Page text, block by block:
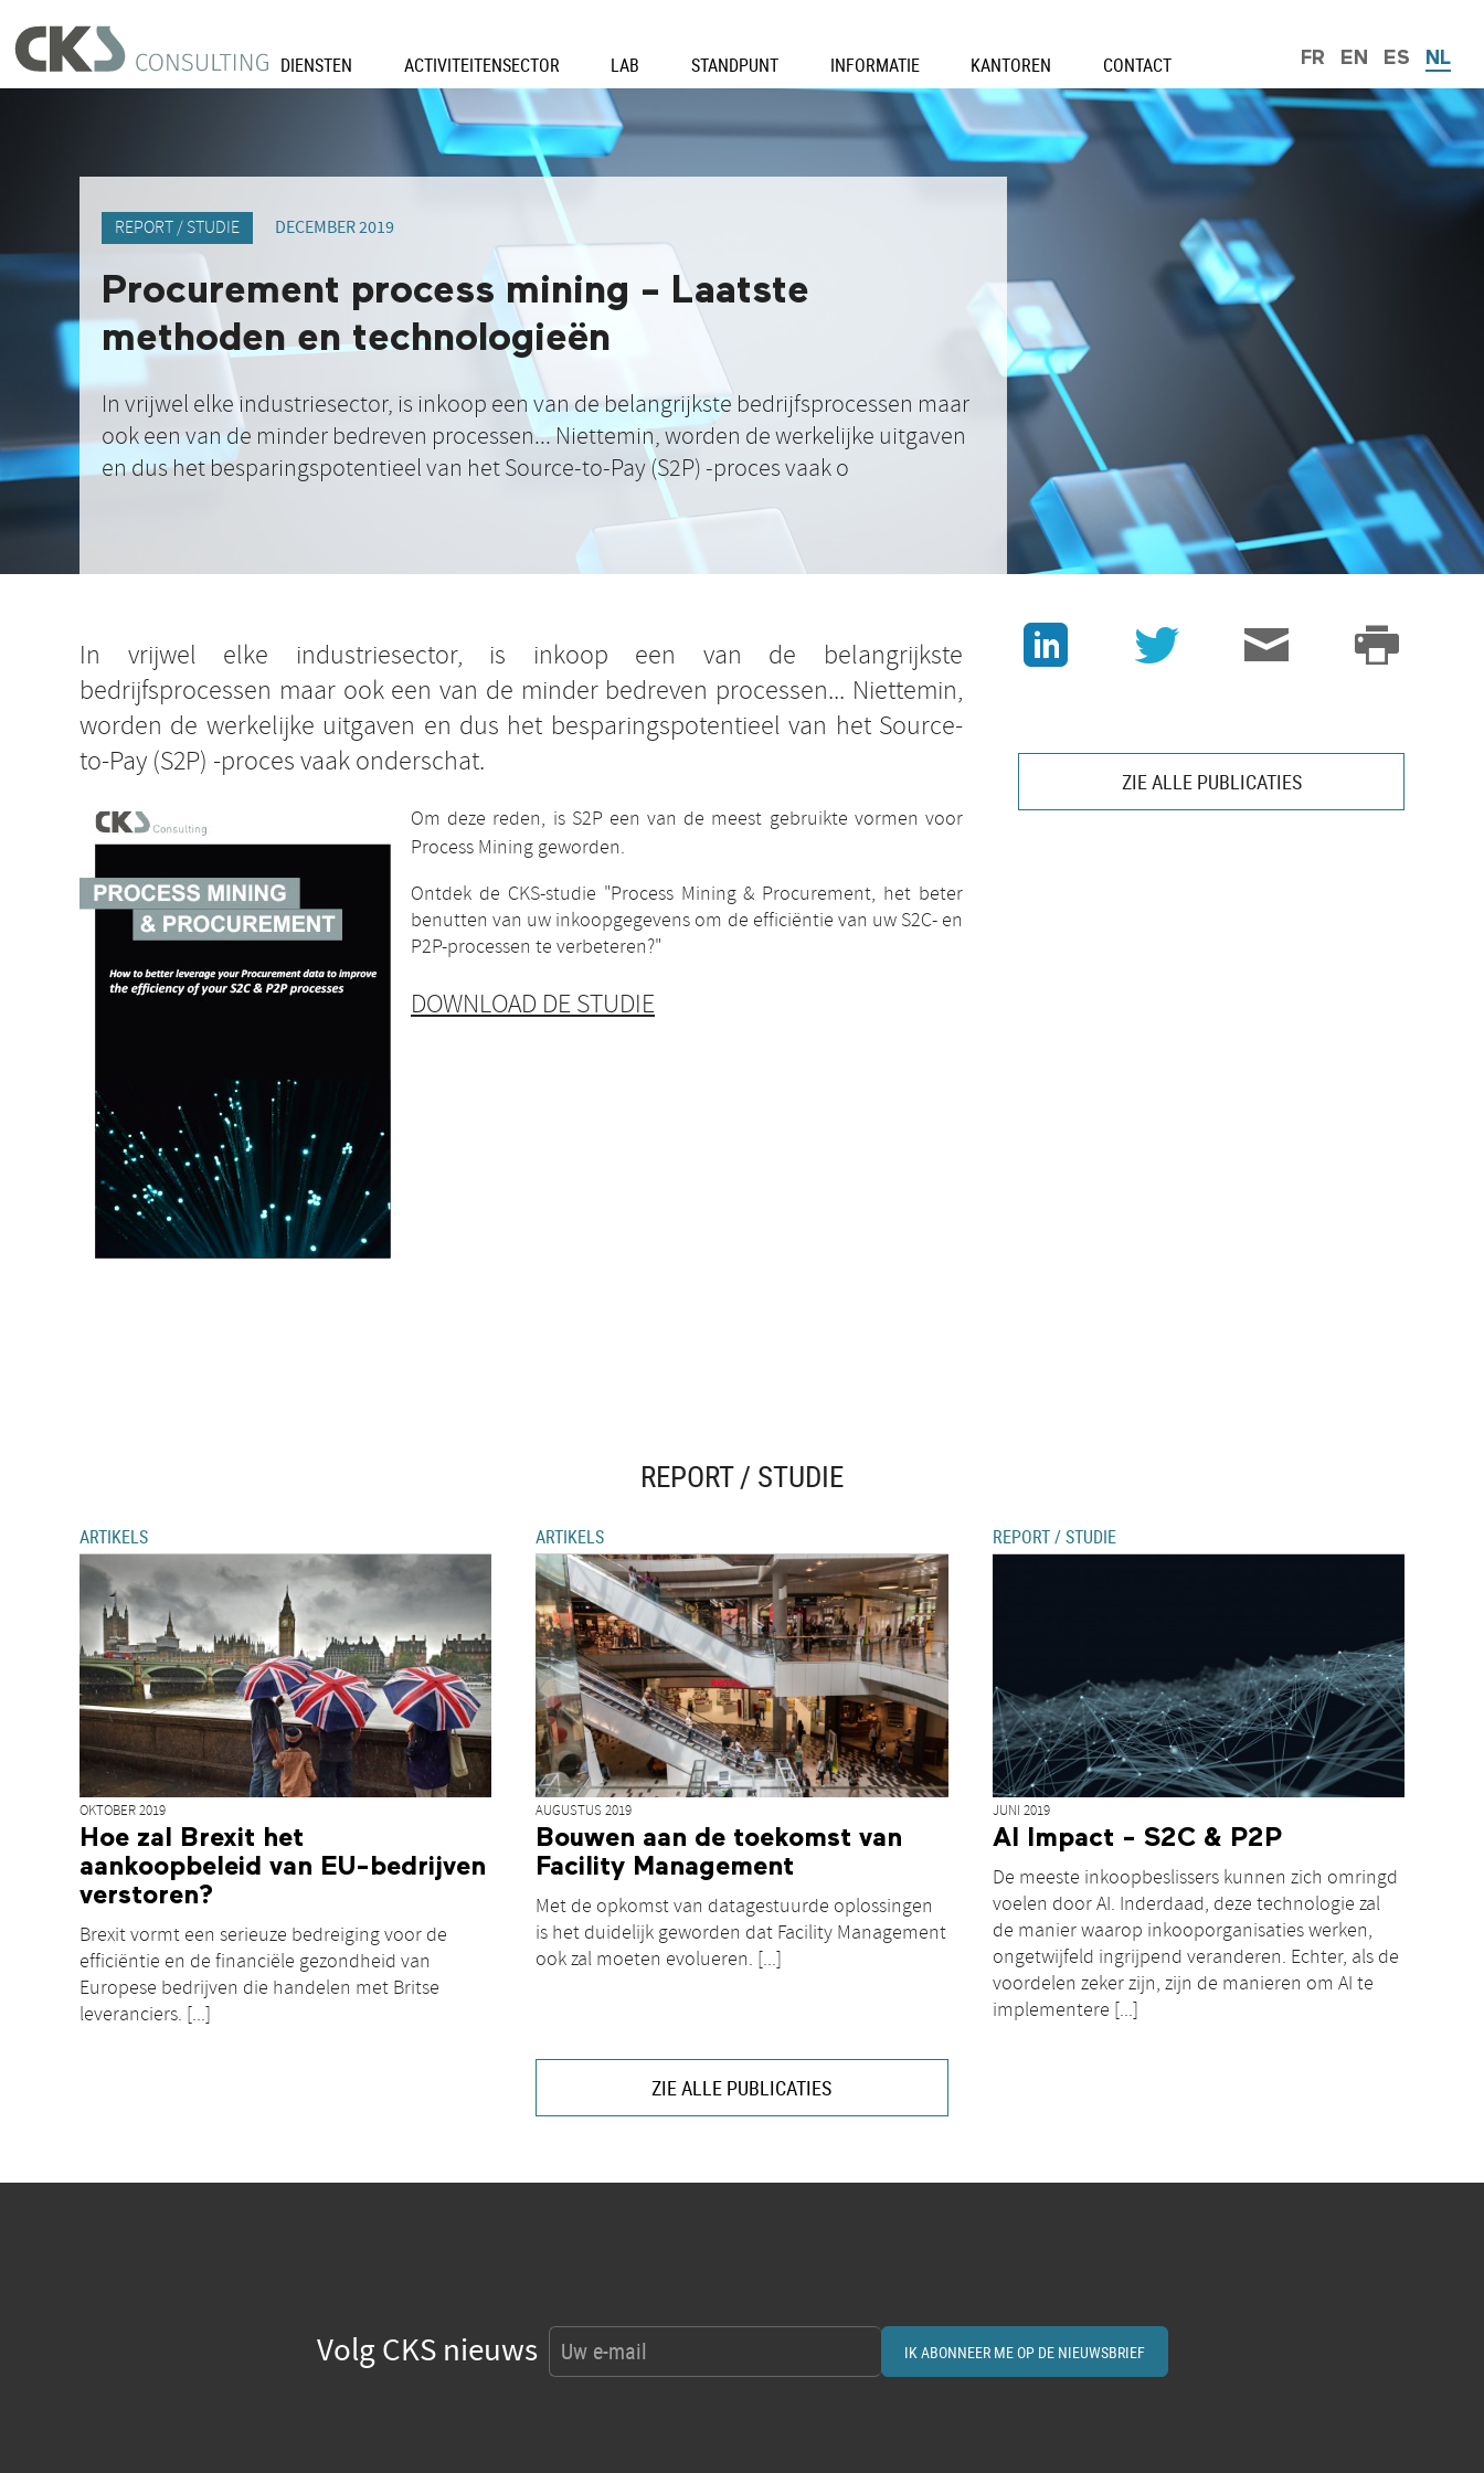
DIENSTEN ACTIVITEITENSECTOR LAB STANDPUNT INFORMATIE KANTOREN CONTACT FR EN ES NL
REPORT / STUDIE DECEMBER 2019
Procurement process mining - Laatste
methoden en technologieën
In vrijwel elke industriesector, is inkoop een van de belangrijkste bedrijfsprocessen maar
ook een van de minder bedreven processen... Niettemin, worden de werkelijke uitgaven
en dus het besparingspotentieel van het Source-to-Pay (S2P) -proces vaak o
In vrijwel elke industriesector, is inkoop een van de belangrijkste
bedrijfsprocessen maar ook een van de minder bedreven processen... Niettemin,
worden de werkelijke uitgaven en dus het besparingspotentieel van het Source-
to-Pay (S2P) -proces vaak onderschat.
Om deze reden, is S2P een van de meest gebruikte vormen voor
Process Mining geworden.
Ontdek de CKS-studie "Process Mining & Procurement, het beter
benutten van uw inkoopgegevens om de efficiëntie van uw S2C- en
P2P-processen te verbeteren?"
DOWNLOAD DE STUDIE
J v 3 p
ZIE ALLE PUBLICATIES
REPORT / STUDIE
ARTIKELS
OKTOBER 2019
Hoe zal Brexit het
aankoopbeleid van EU-bedrijven
verstoren?
Brexit vormt een serieuze bedreiging voor de
efficiëntie en de financiële gezondheid van
Europese bedrijven die handelen met Britse
leveranciers. [...]
ARTIKELS
AUGUSTUS 2019
Bouwen aan de toekomst van
Facility Management
Met de opkomst van datagestuurde oplossingen
is het duidelijk geworden dat Facility Management
ook zal moeten evolueren. [...]
REPORT / STUDIE
JUNI 2019
AI Impact - S2C & P2P
De meeste inkoopbeslissers kunnen zich omringd
voelen door AI. Inderdaad, deze technologie zal
de manier waarop inkooporganisaties werken,
ongetwijfeld ingrijpend veranderen. Echter, als de
voordelen zeker zijn, zijn de manieren om AI te
implementere [...]
ZIE ALLE PUBLICATIES
Volg CKS nieuws